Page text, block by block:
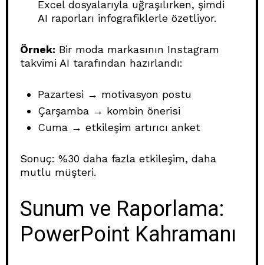
Excel dosyalarıyla uğraşılırken, şimdi
AI raporları infografiklerle özetliyor.
Örnek: Bir moda markasının Instagram
takvimi AI tarafından hazırlandı:
Pazartesi → motivasyon postu
Çarşamba → kombin önerisi
Cuma → etkileşim artırıcı anket
Sonuç: %30 daha fazla etkileşim, daha
mutlu müşteri.
Sunum ve Raporlama:
PowerPoint Kahramanı